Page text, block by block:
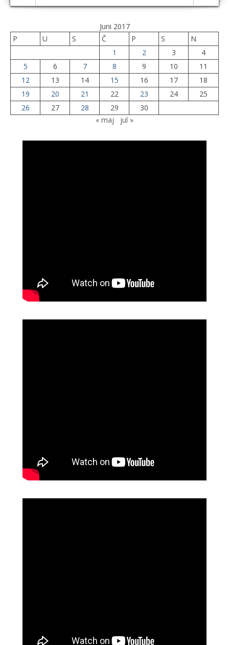
Juni 2017
P
U S Č P S
N
1
2 3
4
5
6 7 8 9 10
11
12
13 14 15 16 17
18
19
20 21 22 23 24
25
26
27 28 29
30
« maj
jul »